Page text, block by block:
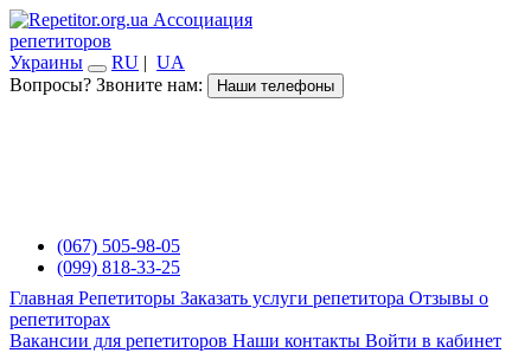
Ассоциация
репетиторов
Украины
RU | UA
Вопросы? Звоните нам:
Наши телефоны
(067) 505-98-05
(099) 818-33-25
Главная Репетиторы Заказать услуги репетитора Отзывы о
репетиторах
Вакансии для репетиторов Наши контакты Войти в кабинет